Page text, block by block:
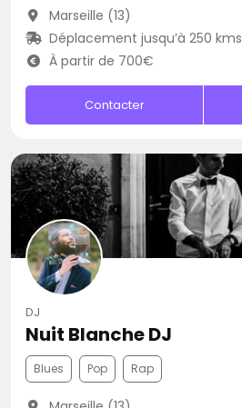
Marseille (13)
Déplacement jusqu’à 250 kms
À partir de 700€
Contacter
DJ
Nuit Blanche DJ
Blues Pop Rap